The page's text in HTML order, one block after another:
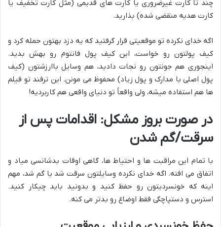
چند تا کارت غیرضروری یا کارت های قدیمی (مثل کارت تخفیف یا
کارت هدیه منقضی شده) بذارید.
اگه خدای نکرده تو موقعیتی قرار گرفتید که یه دزد بهتون حمله کرد و
کیف پولتون رو خواست، این کیف پول فانتوم رو بهش بدید.
اینجوری هم جونتون رو نجات دادید، هم وسایل باارزشتون (کیف
پول اصلی با مدارک و پول زیاد) محفوظ می مونن. این ترفند تو فیلم
ها هم استفاده میشه، ولی واقعاً تو دنیای واقعی هم کاربردیه!
در صورت بروز مشکل: اقدامات پس از
سرقت/گم شدن
با تمام این مراقبت ها و احتیاط ها، گاهی اوقات بدشانسی میاد و
اتفاق می افته. اگه خدای نکرده وسایلتون سرقت شد یا گم شد، مهم
اینه که خونسردیتون رو حفظ کنید و بدونید باید چیکار کنید.
استرس و دستپاچگی فقط اوضاع رو بدتر می کنه.